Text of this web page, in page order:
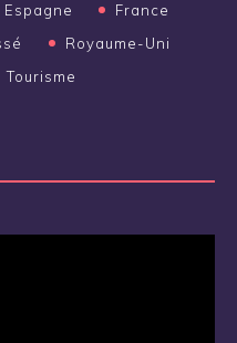
Espagne
France
Royaume-Uni
Tourisme